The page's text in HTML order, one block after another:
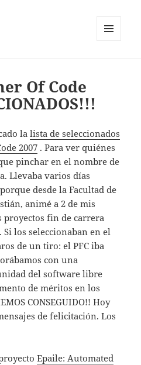
Of Code
lalista de seleccionados
2007 . Para ver quiénes
pinchar en el nombre de
Llevaba varios días
desde la Facultad de
animé a 2 de mis
proyectos fin de carrera
los seleccionaban en el
de un tiro: el PFC iba
con una
del software libre
de méritos en los
CONSEGUIDO!! Hoy
de felicitación. Los
Epaile: Automated